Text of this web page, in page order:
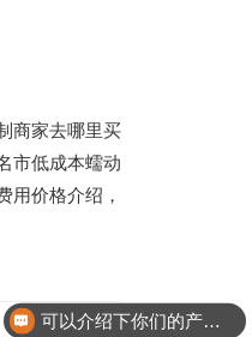
商家去哪里买
市低成本蠕动
用价格介绍，
可以介绍下你们的产品么？